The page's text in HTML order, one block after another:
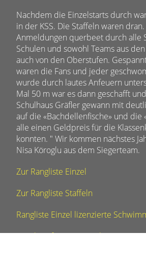
Nachdem die Einzelstarts durch
in der KSS. Die Staffeln waren dran.
Anmeldungen querbeet durch alle
Schulen und sowohl Teams aus
auch von den Oberstufen.
waren die Fans und jeder
wurde durch lautes Anfeuern
Mal 50 m war es dann geschafft
Schulhaus Gräfler gewann mit
auf die «Bachdellenfische» und die
alle einen Geldpreis für die
konnten. " Wir kommen nächstes
Nisa Köroglu aus dem Siegerteam.
Zur Rangliste Einzel
Zur Rangliste Staffeln
Rangliste Einzel lizenzierte
Rangliste für SHport Talent